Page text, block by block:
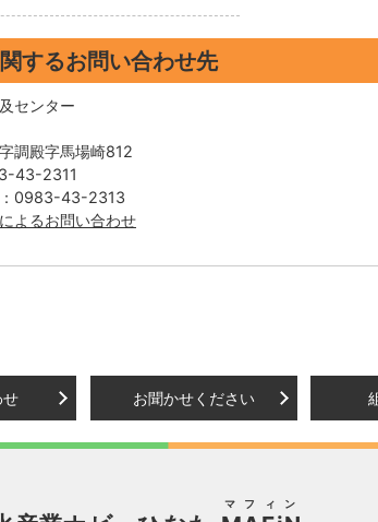
するお問い合わせ先
センター
調殿字馬場崎812
43-2311
：0983-43-2313
よるお問い合わせ
せ お聞かせください
マフィン